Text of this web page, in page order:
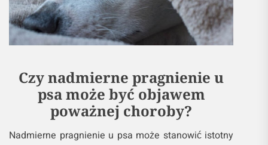
Czy nadmierne pragnienie u
psa może być objawem
poważnej choroby?
Nadmierne pragnienie u psa może stanowić istotny